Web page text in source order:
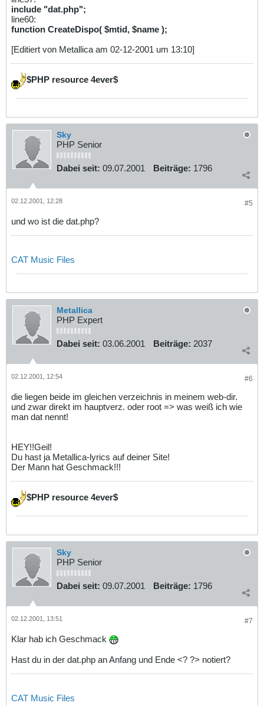
include "dat.php";
line60:
function CreateDispo( $mtid, $name );
[Editiert von Metallica am 02-12-2001 um 13:10]
$PHP resource 4ever$
Sky
PHP Senior
Dabei seit: 09.07.2001 Beiträge: 1796
#5
02.12.2001, 12:28
und wo ist die dat.php?
CAT Music Files
Metallica
PHP Expert
Dabei seit: 03.06.2001 Beiträge: 2037
#6
02.12.2001, 12:54
die liegen beide im gleichen verzeichnis in meinem web-dir.
und zwar direkt im hauptverz. oder root => was weiß ich wie
man dat nennt!
HEY!!Geil!
Du hast ja Metallica-lyrics auf deiner Site!
Der Mann hat Geschmack!!!
$PHP resource 4ever$
Sky
PHP Senior
Dabei seit: 09.07.2001 Beiträge: 1796
#7
02.12.2001, 13:51
Klar hab ich Geschmack
Hast du in der dat.php an Anfang und Ende <? ?> notiert?
CAT Music Files